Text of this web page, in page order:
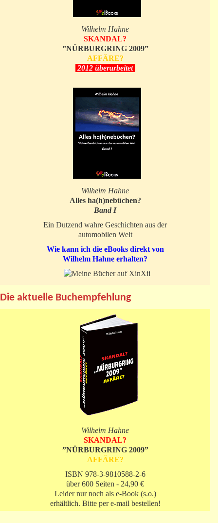
Wilhelm Hahne
SKANDAL?
”NÜRBURGRING 2009”
AFFÄRE?
2012 überarbeitet
Wilhelm Hahne
Alles ha(h)nebüchen?
Band I
Ein Dutzend wahre Geschichten aus der
automobilen Welt
Wie kann ich die eBooks direkt von
Wilhelm Hahne erhalten?
Die aktuelle Buchempfehlung
Wilhelm Hahne
SKANDAL?
”NÜRBURGRING 2009”
AFFÄRE?
ISBN 978-3-9810588-2-6
über 600 Seiten - 24,90 €
Leider nur noch als e-Book (s.o.)
erhältlich. Bitte per e-mail bestellen!